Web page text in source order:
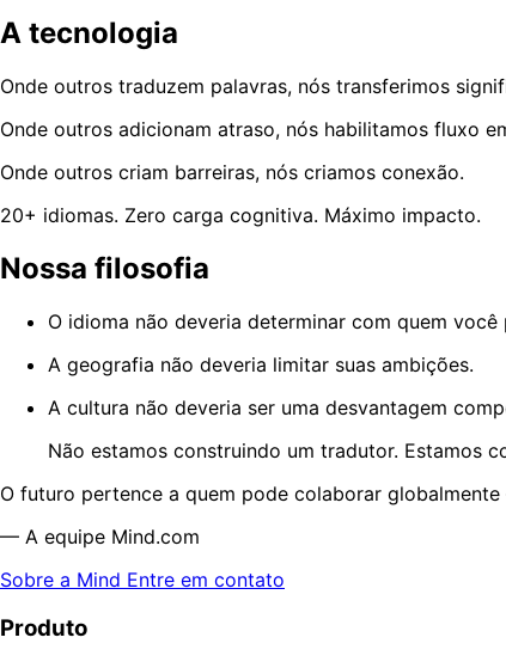
A tecnologia
Onde outros traduzem palavras, nós transferimos
Onde outros adicionam atraso, nós habilitamos fluxo
Onde outros criam barreiras, nós criamos conexão.
20+ idiomas. Zero carga cognitiva. Máximo impacto.
Nossa filosofia
O idioma não deveria determinar com quem você
A geografia não deveria limitar suas ambições.
A cultura não deveria ser uma desvantagem
Não estamos construindo um tradutor. Estamos
O futuro pertence a quem pode colaborar
— A equipe Mind.com
Sobre a Mind Entre em contato
Produto